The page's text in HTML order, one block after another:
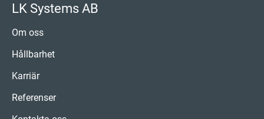
LK Systems AB
Om oss
Hållbarhet
Karriär
Referenser